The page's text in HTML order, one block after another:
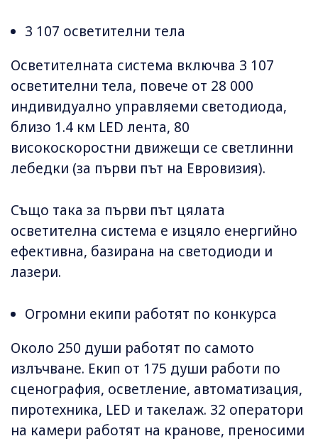
3 107 осветителни тела
Осветителната система включва 3 107
осветителни тела, повече от 28 000
индивидуално управляеми светодиода,
близо 1.4 км LED лента, 80
високоскоростни движещи се светлинни
лебедки (за първи път на Евровизия).
Също така за първи път цялата
осветителна система е изцяло енергийно
ефективна, базирана на светодиоди и
лазери.
Огромни екипи работят по конкурса
Около 250 души работят по самото
излъчване. Екип от 175 души работи по
сценография, осветление, автоматизация,
пиротехника, LED и такелаж. 32 оператори
на камери работят на кранове, преносими